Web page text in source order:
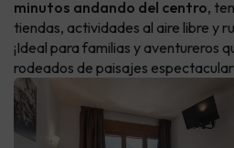
minutos andando del centro,
tiendas, actividades al aire libre y
¡Ideal para familias y aventureros
rodeados de paisajes